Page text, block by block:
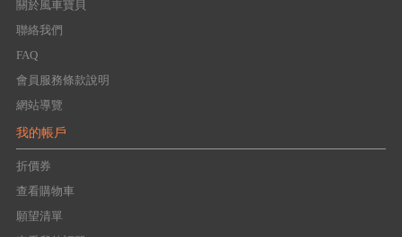
關於風車寶貝
聯絡我們
FAQ
會員服務條款說明
網站導覽
我的帳戶
折價券
查看購物車
願望清單